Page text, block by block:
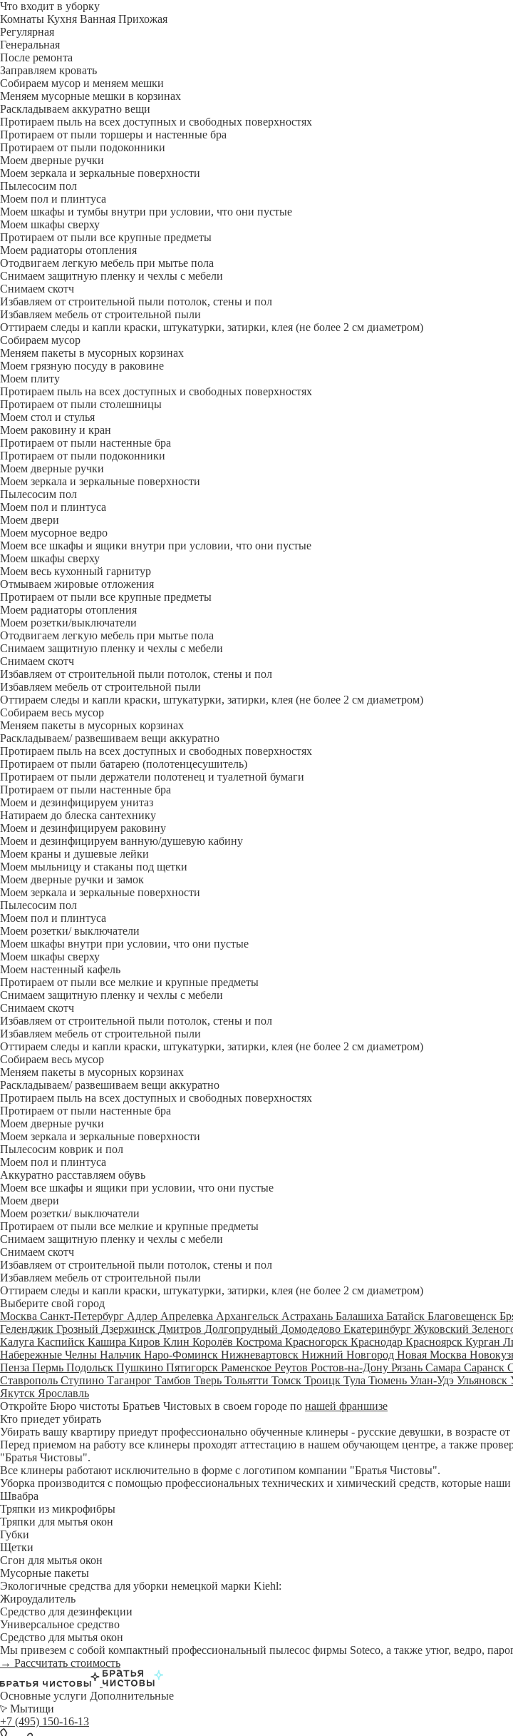
Что входит в уборку
Регу­лярная
Гене­ральная
После ремонта
Заправляем кровать
Собираем мусор и меняем мешки
Меняем мусорные мешки в корзинах
Раскладываем аккуратно вещи
Протираем пыль на всех доступных и свободных поверхностях
Протираем от пыли торшеры и настенные бра
Протираем от пыли подоконники
Моем дверные ручки
Моем зеркала и зеркальные поверхности
Пылесосим пол
Моем пол и плинтуса
Моем шкафы и тумбы внутри при условии, что они пустые
Моем шкафы сверху
Протираем от пыли все крупные предметы
Моем радиаторы отопления
Отодвигаем легкую мебель при мытье пола
Снимаем защитную пленку и чехлы с мебели
Снимаем скотч
Избавляем от строительной пыли потолок, стены и пол
Избавляем мебель от строительной пыли
Оттираем следы и капли краски, штукатурки, затирки, клея (не более 2 см диаметром)
Собираем мусор
Меняем пакеты в мусорных корзинах
Моем грязную посуду в раковине
Моем плиту
Протираем пыль на всех доступных и свободных поверхностях
Протираем от пыли столешницы
Моем стол и стулья
Моем раковину и кран
Протираем от пыли настенные бра
Протираем от пыли подоконники
Моем дверные ручки
Моем зеркала и зеркальные поверхности
Пылесосим пол
Моем пол и плинтуса
Моем двери
Моем мусорное ведро
Моем все шкафы и ящики внутри при условии, что они пустые
Моем шкафы сверху
Моем весь кухонный гарнитур
Отмываем жировые отложения
Протираем от пыли все крупные предметы
Моем радиаторы отопления
Моем розетки/выключатели
Отодвигаем легкую мебель при мытье пола
Снимаем защитную пленку и чехлы с мебели
Снимаем скотч
Избавляем от строительной пыли потолок, стены и пол
Избавляем мебель от строительной пыли
Оттираем следы и капли краски, штукатурки, затирки, клея (не более 2 см диаметром)
Собираем весь мусор
Меняем пакеты в мусорных корзинах
Раскладываем/ развешиваем вещи аккуратно
Протираем пыль на всех доступных и свободных поверхностях
Протираем от пыли батарею (полотенцесушитель)
Протираем от пыли держатели полотенец и туалетной бумаги
Протираем от пыли настенные бра
Моем и дезинфицируем унитаз
Натираем до блеска сантехнику
Моем и дезинфицируем раковину
Моем и дезинфицируем ванную/душевую кабину
Моем краны и душевые лейки
Моем мыльницу и стаканы под щетки
Моем дверные ручки и замок
Моем зеркала и зеркальные поверхности
Пылесосим пол
Моем пол и плинтуса
Моем розетки/ выключатели
Моем шкафы внутри при условии, что они пустые
Моем шкафы сверху
Моем настенный кафель
Протираем от пыли все мелкие и крупные предметы
Снимаем защитную пленку и чехлы с мебели
Снимаем скотч
Избавляем от строительной пыли потолок, стены и пол
Избавляем мебель от строительной пыли
Оттираем следы и капли краски, штукатурки, затирки, клея (не более 2 см диаметром)
Собираем весь мусор
Меняем пакеты в мусорных корзинах
Раскладываем/ развешиваем вещи аккуратно
Протираем пыль на всех доступных и свободных поверхностях
Протираем от пыли настенные бра
Моем дверные ручки
Моем зеркала и зеркальные поверхности
Пылесосим коврик и пол
Моем пол и плинтуса
Аккуратно расставляем обувь
Моем все шкафы и ящики при условии, что они пустые
Моем двери
Моем розетки/ выключатели
Протираем от пыли все мелкие и крупные предметы
Снимаем защитную пленку и чехлы с мебели
Снимаем скотч
Избавляем от строительной пыли потолок, стены и пол
Избавляем мебель от строительной пыли
Оттираем следы и капли краски, штукатурки, затирки, клея (не более 2 см диаметром)
Выберите свой город
Москва Санкт-Петербург Адлер Апрелевка Архангельск Астрахань Балашиха Батайск Благовещенск
Геленджик Грозный Дзержинск Дмитров Долгопрудный Домодедово Екатеринбург Жуковский
Калуга Каспийск Кашира Киров Клин Королёв Кострома Красногорск Краснодар Красноярск Курган
Набережные Челны Нальчик Наро-Фоминск Нижневартовск Нижний Новгород Новая Москва
Пенза Пермь Подольск Пушкино Пятигорск Раменское Реутов Ростов-на-Дону Рязань Самара Саранск
Ставрополь Ступино Таганрог Тамбов Тверь Тольятти Томск Троицк Тула Тюмень Улан-Удэ Ульяновск
Якутск Ярославль
Откройте Бюро чистоты Братьев Чистовых в своем городе по нашей франшизе
Кто приедет убирать
Убирать вашу квартиру приедут профессионально обученные клинеры - русские девушки, в возрасте от
Перед приемом на работу все клинеры проходят аттестацию в нашем обучающем центре, а также
"Братья Чистовы".
Все клинеры работают исключительно в форме с логотипом компании "Братья Чистовы".
Уборка производится с помощью профессиональных технических и химический средств, которые
Швабра
Тряпки из микрофибры
Тряпки для мытья окон
Губки
Щетки
Сгон для мытья окон
Мусорные пакеты
Экологичные средства для уборки немецкой марки Kiehl:
Жироудалитель
Средство для дезинфекции
Универсальное средство
Средство для мытья окон
Мы привезем с собой компактный профессиональный пылесос фирмы Soteco, а также утюг, ведро,
→ Рассчитать стоимость
Основные услуги Дополнительные
Мытищи
+7 (495) 150-16-13